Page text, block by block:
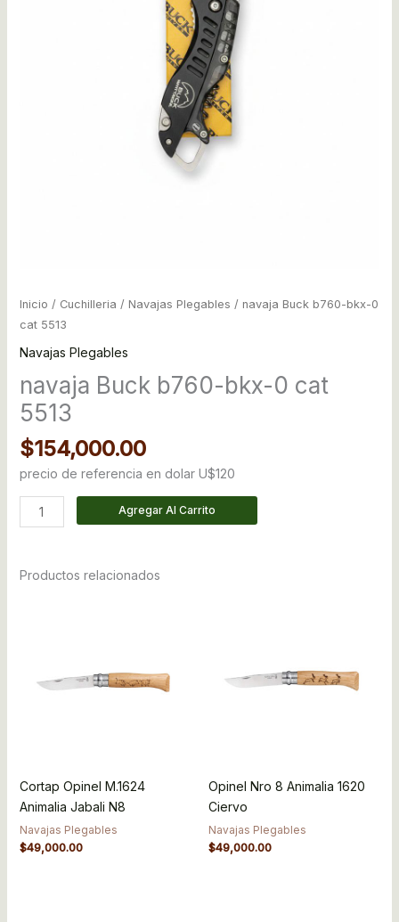
Inicio / Cuchilleria / Navajas Plegables / navaja Buck b760-bkx-0
cat 5513
Navajas Plegables
navaja Buck b760-bkx-0 cat
5513
$154,000.00
precio de referencia en dolar U$120
Agregar Al Carrito
Productos relacionados
Cortap Opinel M.1624
Animalia Jabali N8
Navajas Plegables
$49,000.00
Opinel Nro 8 Animalia 1620
Ciervo
Navajas Plegables
$49,000.00